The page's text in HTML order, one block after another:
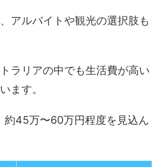
アルバイトや観光の選択肢も
ラリアの中でも生活費が高い
ます。
約45万〜60万円程度を見込ん